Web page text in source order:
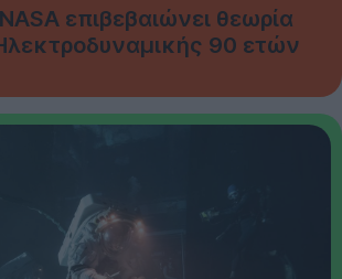
επιβεβαιώνει θεωρία
90 ετών